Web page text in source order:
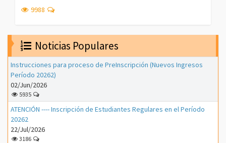
9988
Noticias Populares
Instrucciones para proceso de PreInscripción (Nuevos Ingresos
Período 20262)
02/Jun/2026
5935
ATENCIÓN ---- Inscripción de Estudiantes Regulares en el Período
20262
22/Jul/2026
3186